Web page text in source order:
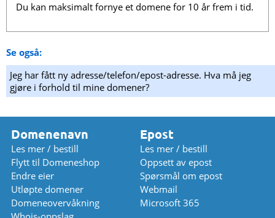
Du kan maksimalt fornye et domene for 10 år frem i tid.
Se også:
Jeg har fått ny adresse/telefon/epost-adresse. Hva må jeg
gjøre i forhold til mine domener?
Domenenavn
Les mer / bestill
Flytt til Domeneshop
Endre eier
Utløpte domener
Domeneovervåkning
Epost
Les mer / bestill
Oppsett av epost
Spørsmål om epost
Webmail
Microsoft 365